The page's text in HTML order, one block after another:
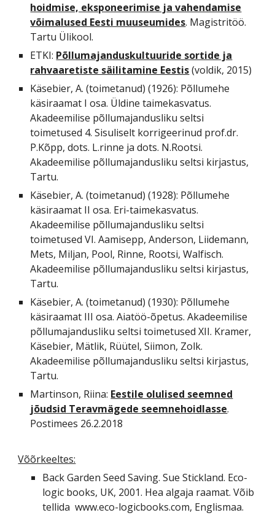
hoidmise, eksponeerimise ja vahendamise
võimalused Eesti muuseumides. Magistritöö.
Tartu Ülikool.
ETKI: Põllumajanduskultuuride sortide ja
rahvaaretiste säilitamine Eestis(voldik, 2015)
Käsebier, A. (toimetanud) (1926): Põllumehe
käsiraamat I osa. Üldine taimekasvatus.
Akadeemilise põllumajandusliku seltsi
toimetused 4. Sisuliselt korrigeerinud prof.dr.
P.Kõpp, dots. L.rinne ja dots. N.Rootsi.
Akadeemilise põllumajandusliku seltsi kirjastus,
Tartu.
Käsebier, A. (toimetanud) (1928): Põllumehe
käsiraamat II osa. Eri-taimekasvatus.
Akadeemilise põllumajandusliku seltsi
toimetused VI. Aamisepp, Anderson, Liidemann,
Mets, Miljan, Pool, Rinne, Rootsi, Walfisch.
Akadeemilise põllumajandusliku seltsi kirjastus,
Tartu.
Käsebier, A. (toimetanud) (1930): Põllumehe
käsiraamat III osa. Aiatöö-õpetus. Akadeemilise
põllumajandusliku seltsi toimetused XII. Kramer,
Käsebier, Mätlik, Rüütel, Siimon, Zolk.
Akadeemilise põllumajandusliku seltsi kirjastus,
Tartu.
Martinson, Riina: Eestile olulised seemned
jõudsid Teravmägede seemnehoidlasse.
Postimees 26.2.2018
Võõrkeeltes:
Back Garden Seed Saving. Sue Stickland. Eco-
logic books, UK, 2001. Hea algaja raamat. Võib
tellida www.eco-logicbooks.com, Englismaa.